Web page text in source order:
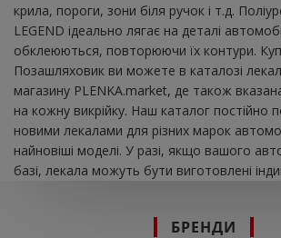
крила, пороги, зони біля ручок і т.д.
LEGEND ідеально лягає на деталі
обклеюються, повторюючи їх контури.
Позашляховик ви можете в каталозі
магазину PLENKA.market, де також
на кожну викрійку. Наш каталог постійно
новими лекалами для різних марок
найновіші моделі. У разі, якщо вашого
базі, лекала можуть бути виготовлені
БРЕНДИ